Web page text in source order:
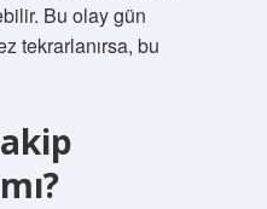
Bu olay gün
tekrarlanırsa, bu